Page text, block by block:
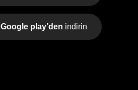
Google play’den indirin